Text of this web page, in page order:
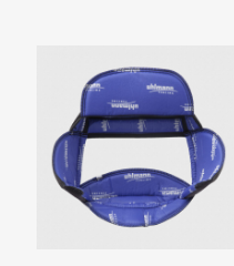
variantes.
As
opções
podem
ser
escolhidas
na
página